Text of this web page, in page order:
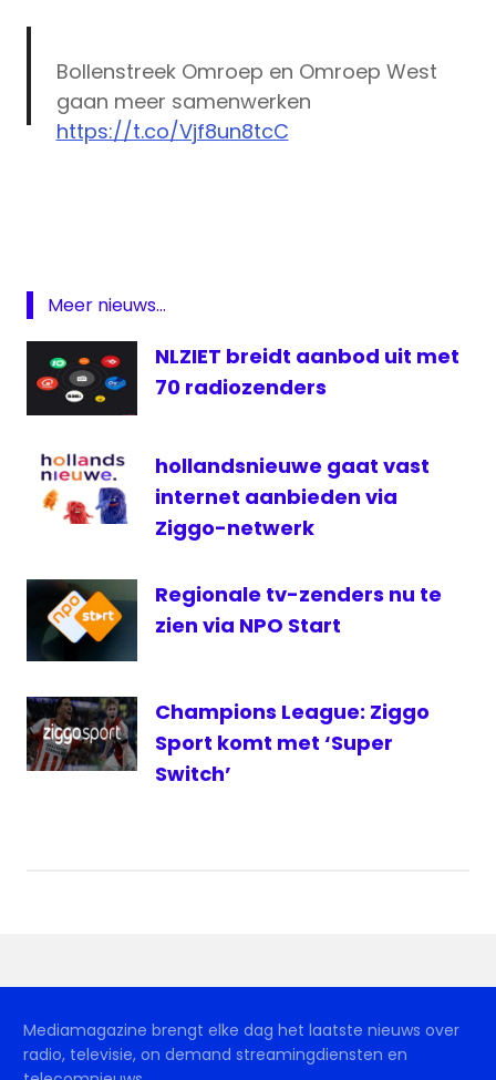
Bollenstreek Omroep en Omroep West
gaan meer samenwerken
https://t.co/Vjf8un8tcC
West
Radio
regionale
televisie
Meer nieuws...
NLZIET breidt aanbod uit met
70 radiozenders
hollandsnieuwe gaat vast
internet aanbieden via
Ziggo-netwerk
Regionale tv-zenders nu te
zien via NPO Start
Champions League: Ziggo
Sport komt met ‘Super
Switch’
Mediamagazine brengt elke dag het laatste nieuws over
radio, televisie, on demand streamingdiensten en